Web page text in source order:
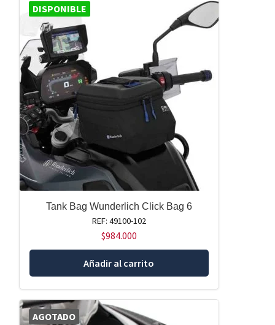
DISPONIBLE
Tank Bag Wunderlich Click Bag 6
REF: 49100-102
$984.000
Añadir al carrito
AGOTADO